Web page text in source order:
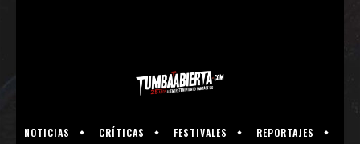
NOTICIAS CRÍTICAS FESTIVALES REPORTAJES